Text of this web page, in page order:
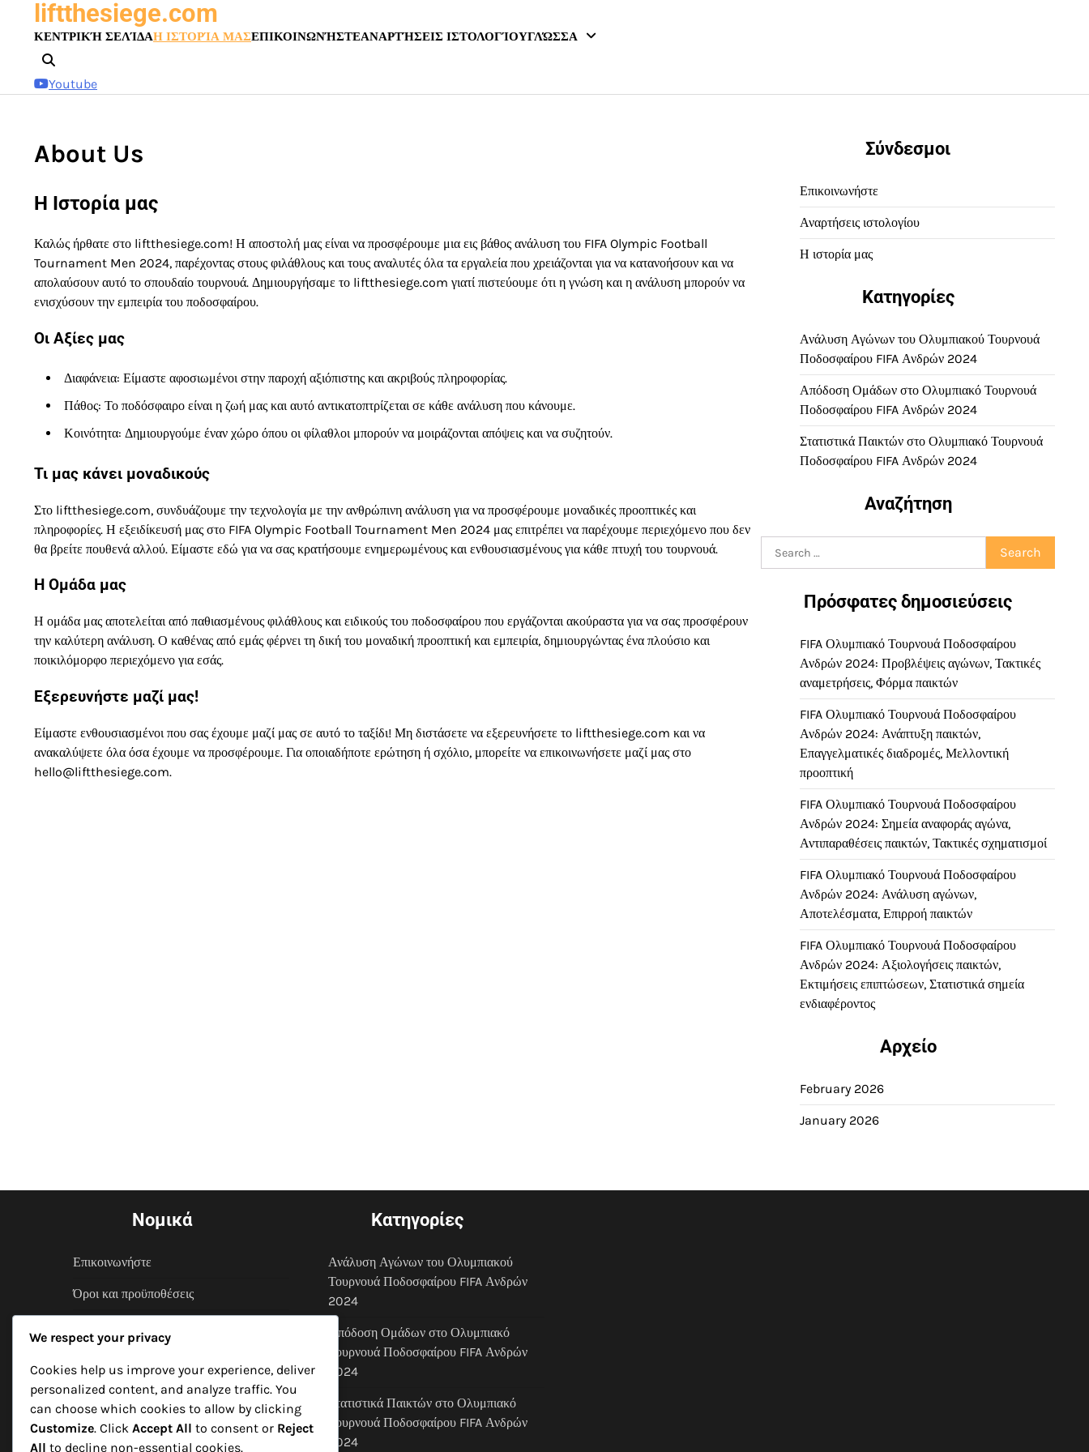
liftthesiege.com
ΚΕΝΤΡΙΚΉ ΣΕΛΊΔΑΗ ΙΣΤΟΡΊΑ ΜΑΣΕΠΙΚΟΙΝΩΝΉΣΤΕΑΝΑΡΤΉΣΕΙΣ ΙΣΤΟΛΟΓΊΟΥΓΛΏΣΣΑ
Youtube
About Us
Η Ιστορία μας
Καλώς ήρθατε στο liftthesiege.com! Η αποστολή μας είναι να προσφέρουμε μια εις βάθος ανάλυση του FIFA Olympic Football
Tournament Men 2024, παρέχοντας στους φιλάθλους και τους αναλυτές όλα τα εργαλεία που χρειάζονται για να κατανοήσουν και να
απολαύσουν αυτό το σπουδαίο τουρνουά. Δημιουργήσαμε το liftthesiege.com γιατί πιστεύουμε ότι η γνώση και η ανάλυση μπορούν να
ενισχύσουν την εμπειρία του ποδοσφαίρου.
Οι Αξίες μας
Διαφάνεια: Είμαστε αφοσιωμένοι στην παροχή αξιόπιστης και ακριβούς πληροφορίας.
Πάθος: Το ποδόσφαιρο είναι η ζωή μας και αυτό αντικατοπτρίζεται σε κάθε ανάλυση που κάνουμε.
Κοινότητα: Δημιουργούμε έναν χώρο όπου οι φίλαθλοι μπορούν να μοιράζονται απόψεις και να συζητούν.
Τι μας κάνει μοναδικούς
Στο liftthesiege.com, συνδυάζουμε την τεχνολογία με την ανθρώπινη ανάλυση για να προσφέρουμε μοναδικές προοπτικές και
πληροφορίες. Η εξειδίκευσή μας στο FIFA Olympic Football Tournament Men 2024 μας επιτρέπει να παρέχουμε περιεχόμενο που δεν
θα βρείτε πουθενά αλλού. Είμαστε εδώ για να σας κρατήσουμε ενημερωμένους και ενθουσιασμένους για κάθε πτυχή του τουρνουά.
Η Ομάδα μας
Η ομάδα μας αποτελείται από παθιασμένους φιλάθλους και ειδικούς του ποδοσφαίρου που εργάζονται ακούραστα για να σας προσφέρουν
την καλύτερη ανάλυση. Ο καθένας από εμάς φέρνει τη δική του μοναδική προοπτική και εμπειρία, δημιουργώντας ένα πλούσιο και
ποικιλόμορφο περιεχόμενο για εσάς.
Εξερευνήστε μαζί μας!
Είμαστε ενθουσιασμένοι που σας έχουμε μαζί μας σε αυτό το ταξίδι! Μη διστάσετε να εξερευνήσετε το liftthesiege.com και να
ανακαλύψετε όλα όσα έχουμε να προσφέρουμε. Για οποιαδήποτε ερώτηση ή σχόλιο, μπορείτε να επικοινωνήσετε μαζί μας στο
hello@liftthesiege.com.
Σύνδεσμοι
Επικοινωνήστε
Αναρτήσεις ιστολογίου
Η ιστορία μας
Κατηγορίες
Ανάλυση Αγώνων του Ολυμπιακού Τουρνουά
Ποδοσφαίρου FIFA Ανδρών 2024
Απόδοση Ομάδων στο Ολυμπιακό Τουρνουά
Ποδοσφαίρου FIFA Ανδρών 2024
Στατιστικά Παικτών στο Ολυμπιακό Τουρνουά
Ποδοσφαίρου FIFA Ανδρών 2024
Αναζήτηση
for:
Πρόσφατες δημοσιεύσεις
FIFA Ολυμπιακό Τουρνουά Ποδοσφαίρου
Ανδρών 2024: Προβλέψεις αγώνων, Τακτικές
αναμετρήσεις, Φόρμα παικτών
FIFA Ολυμπιακό Τουρνουά Ποδοσφαίρου
Ανδρών 2024: Ανάπτυξη παικτών,
Επαγγελματικές διαδρομές, Μελλοντική
προοπτική
FIFA Ολυμπιακό Τουρνουά Ποδοσφαίρου
Ανδρών 2024: Σημεία αναφοράς αγώνα,
Αντιπαραθέσεις παικτών, Τακτικές σχηματισμοί
FIFA Ολυμπιακό Τουρνουά Ποδοσφαίρου
Ανδρών 2024: Ανάλυση αγώνων,
Αποτελέσματα, Επιρροή παικτών
FIFA Ολυμπιακό Τουρνουά Ποδοσφαίρου
Ανδρών 2024: Αξιολογήσεις παικτών,
Εκτιμήσεις επιπτώσεων, Στατιστικά σημεία
ενδιαφέροντος
Αρχείο
February 2026
January 2026
Νομικά
Επικοινωνήστε
Όροι και προϋποθέσεις
Η ιστορία μας
Κατηγορίες
Ανάλυση Αγώνων του Ολυμπιακού
Τουρνουά Ποδοσφαίρου FIFA Ανδρών
2024
Απόδοση Ομάδων στο Ολυμπιακό
Τουρνουά Ποδοσφαίρου FIFA Ανδρών
2024
Στατιστικά Παικτών στο Ολυμπιακό
Τουρνουά Ποδοσφαίρου FIFA Ανδρών
2024
We respect your privacy
Cookies help us improve your experience, deliver
personalized content, and analyze traffic. You
can choose which cookies to allow by clicking
Customize. Click Accept All to consent or Reject
All to decline non-essential cookies.